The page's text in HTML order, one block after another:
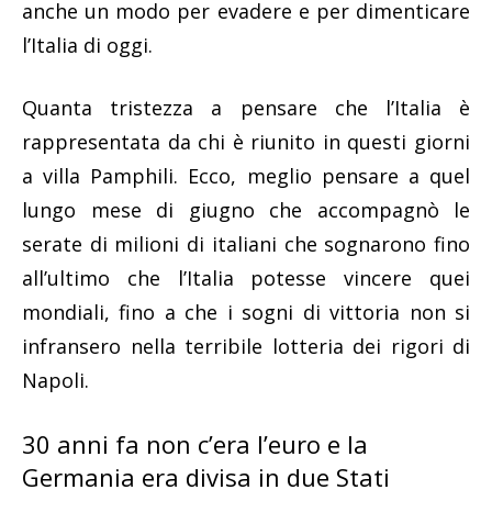
anche un modo per evadere e per dimenticare
l’Italia di oggi.
Quanta tristezza a pensare che l’Italia è
rappresentata da chi è riunito in questi giorni
a villa Pamphili. Ecco, meglio pensare a quel
lungo mese di giugno che accompagnò le
serate di milioni di italiani che sognarono fino
all’ultimo che l’Italia potesse vincere quei
mondiali, fino a che i sogni di vittoria non si
infransero nella terribile lotteria dei rigori di
Napoli.
30 anni fa non c’era l’euro e la
Germania era divisa in due Stati